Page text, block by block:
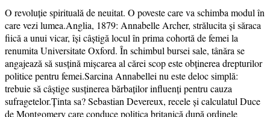
O revoluție spirituală de neuitat. O poveste care va schimba modul în
care vezi lumea.Anglia, 1879: Annabelle Archer, strălucita și săraca
fiică a unui vicar, își câștigă locul în prima cohortă de femei la
renumita Universitate Oxford. În schimbul bursei sale, tânăra se
angajează să susțină mișcarea al cărei scop este obținerea drepturilor
politice pentru femei.Sarcina Annabellei nu este deloc simplă:
trebuie să câștige susținerea bărbaților influenți pentru cauza
sufragetelor.Ținta sa? Sebastian Devereux, recele și calculatul Duce
de Montgomery care conduce politica britanică după ordinele